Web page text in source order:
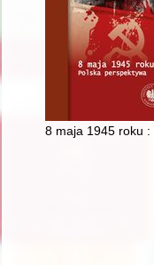
8 maja 1945 roku